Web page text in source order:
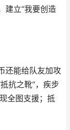
建立“我要创造
还能给队友加攻
抗之靴”，疾步
全图支援；抵